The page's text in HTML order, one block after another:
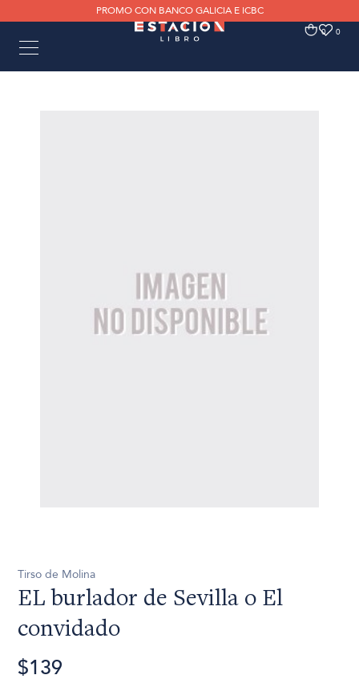
PROMO CON BANCO GALICIA E ICBC
0 0
Tirso de Molina
EL burlador de Sevilla o El
convidado
$139